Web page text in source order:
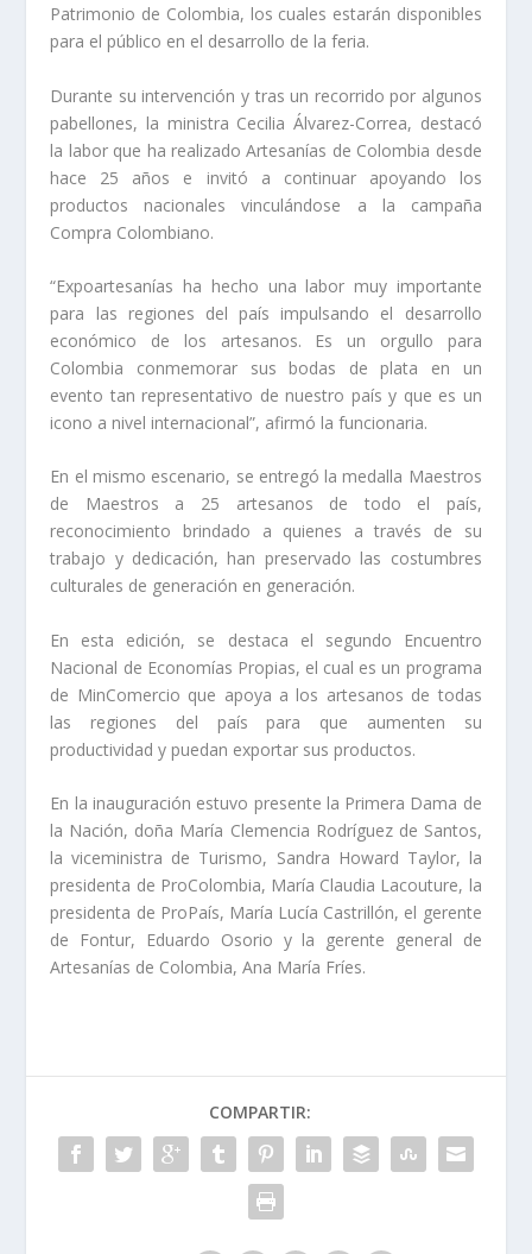
Patrimonio de Colombia, los cuales estarán disponibles
para el público en el desarrollo de la feria.
Durante su intervención y tras un recorrido por algunos
pabellones, la ministra Cecilia Álvarez-Correa, destacó
la labor que ha realizado Artesanías de Colombia desde
hace 25 años e invitó a continuar apoyando los
productos nacionales vinculándose a la campaña
Compra Colombiano.
“Expoartesanías ha hecho una labor muy importante
para las regiones del país impulsando el desarrollo
económico de los artesanos. Es un orgullo para
Colombia conmemorar sus bodas de plata en un
evento tan representativo de nuestro país y que es un
icono a nivel internacional”, afirmó la funcionaria.
En el mismo escenario, se entregó la medalla Maestros
de Maestros a 25 artesanos de todo el país,
reconocimiento brindado a quienes a través de su
trabajo y dedicación, han preservado las costumbres
culturales de generación en generación.
En esta edición, se destaca el segundo Encuentro
Nacional de Economías Propias, el cual es un programa
de MinComercio que apoya a los artesanos de todas
las regiones del país para que aumenten su
productividad y puedan exportar sus productos.
En la inauguración estuvo presente la Primera Dama de
la Nación, doña María Clemencia Rodríguez de Santos,
la viceministra de Turismo, Sandra Howard Taylor, la
presidenta de ProColombia, María Claudia Lacouture, la
presidenta de ProPaís, María Lucía Castrillón, el gerente
de Fontur, Eduardo Osorio y la gerente general de
Artesanías de Colombia, Ana María Fríes.
COMPARTIR: